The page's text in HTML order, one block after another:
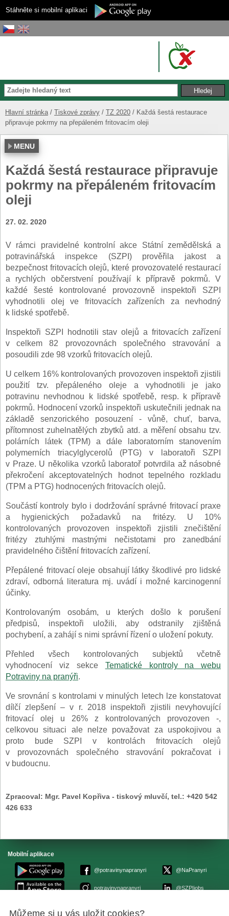
Stáhněte si mobilní aplikaci
Hlavní stránka Tiskové zprávy TZ 2020
Každá šestá restaurace
připravuje pokrmy na přepáleném fritovacím oleji
MENU
Každá šestá restaurace připravuje
pokrmy na přepáleném fritovacím
oleji
27. 02. 2020
V rámci pravidelné kontrolní akce Státní zemědělská a
potravinářská inspekce (SZPI) prověřila jakost a
bezpečnost fritovacích olejů, které provozovatelé restaurací
a rychlých občerstvení používají k přípravě pokrmů. V
každé šesté kontrolované provozovně inspektoři SZPI
vyhodnotili olej ve fritovacích zařízeních za nevhodný
k lidské spotřebě.
Inspektoři SZPI hodnotili stav olejů a fritovacích zařízení
v celkem 82 provozovnách společného stravování a
posoudili zde 98 vzorků fritovacích olejů.
U celkem 16% kontrolovaných provozoven inspektoři zjistili
použití tzv. přepáleného oleje a vyhodnotili je jako
potravinu nevhodnou k lidské spotřebě, resp. k přípravě
pokrmů. Hodnocení vzorků inspektoři uskutečnili jednak na
základě senzorického posouzení - vůně, chuť, barva,
přítomnost zuhelnatělých zbytků atd. a měření obsahu tzv.
polárních látek (TPM) a dále laboratorním stanovením
polymerních triacylglycerolů (PTG) v laboratoři SZPI
v Praze. U několika vzorků laboratoř potvrdila až násobné
překročení akceptovatelných hodnot tepelného rozkladu
(TPM a PTG) hodnocených fritovacích olejů.
Součástí kontroly bylo i dodržování správné fritovací praxe
a hygienických požadavků na fritézy. U 10%
kontrolovaných provozoven inspektoři zjistili znečištění
fritézy ztuhlými mastnými nečistotami pro zanedbání
pravidelného čištění fritovacích zařízení.
Přepálené fritovací oleje obsahují látky škodlivé pro lidské
zdraví, odborná literatura mj. uvádí i možné karcinogenní
účinky.
Kontrolovaným osobám, u kterých došlo k porušení
předpisů, inspektoři uložili, aby odstranily zjištěná
pochybení, a zahájí s nimi správní řízení o uložení pokuty.
Přehled všech kontrolovaných subjektů včetně
vyhodnocení viz sekce Tematické kontroly na webu
Potraviny na pranýři.
Ve srovnání s kontrolami v minulých letech lze konstatovat
dílčí zlepšení – v r. 2018 inspektoři zjistili nevyhovující
fritovací olej u 26% z kontrolovaných provozoven -,
celkovou situaci ale nelze považovat za uspokojivou a
proto bude SZPI v kontrolách fritovacích olejů
v provozovnách společného stravování pokračovat i
v budoucnu.
Zpracoval: Mgr. Pavel Kopřiva - tiskový mluvčí, tel.: +420 542
426 633
Mobilní aplikace
@potravinynapranyri
potravinynapranyri
@NaPranyri
@SZPIjobs
Můžeme si u vás uložit cookies?